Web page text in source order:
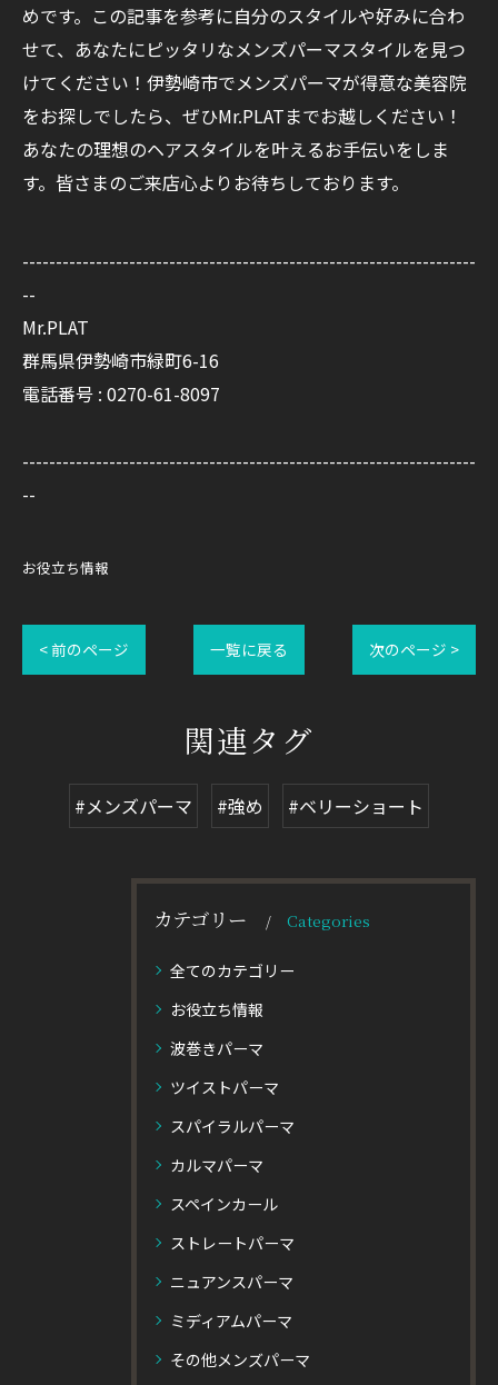
めです。この記事を参考に自分のスタイルや好みに合わ
せて、あなたにピッタリなメンズパーマスタイルを見つ
けてください！伊勢崎市でメンズパーマが得意な美容院
をお探しでしたら、ぜひMr.PLATまでお越しください！
あなたの理想のヘアスタイルを叶えるお手伝いをしま
す。皆さまのご来店心よりお待ちしております。
--------------------------------------------------------------------
--
Mr.PLAT
群馬県伊勢崎市緑町6-16
電話番号 : 0270-61-8097
--------------------------------------------------------------------
--
お役立ち情報
< 前のページ 一覧に戻る 次のページ >
関連タグ
#メンズパーマ #強め #ベリーショート
カテゴリー Categories
全てのカテゴリー
お役立ち情報
波巻きパーマ
ツイストパーマ
スパイラルパーマ
カルマパーマ
スペインカール
ストレートパーマ
ニュアンスパーマ
ミディアムパーマ
その他メンズパーマ